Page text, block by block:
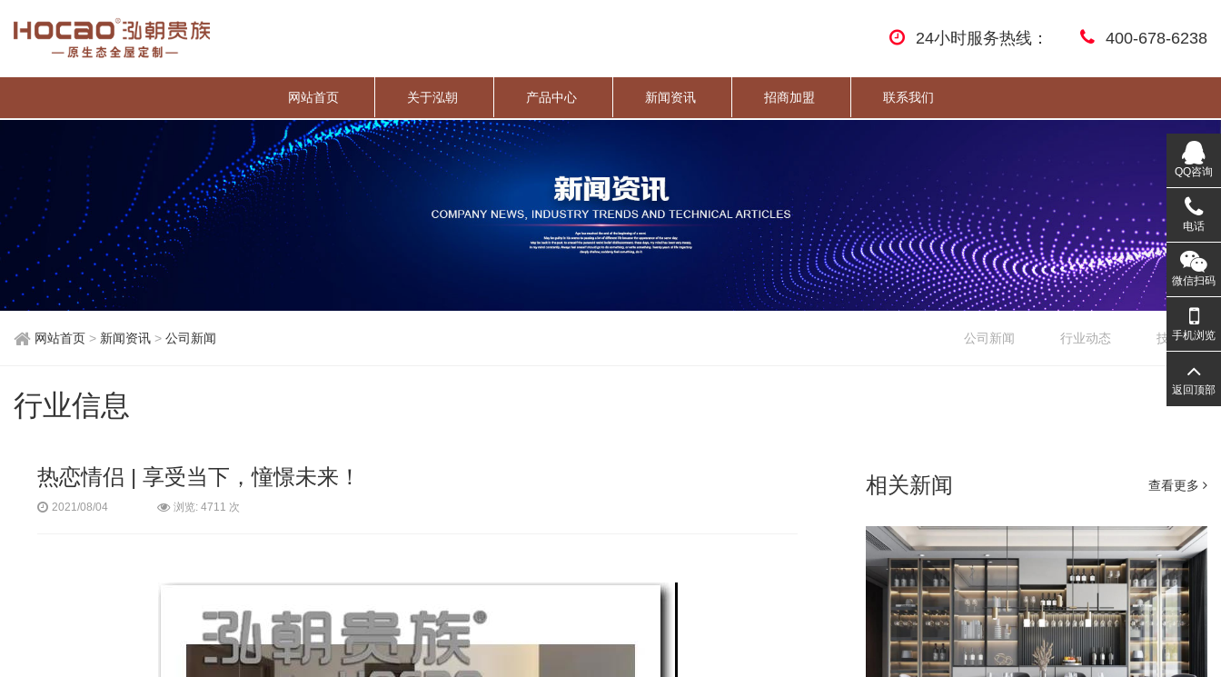
24小时服务热线： 400-678-6238
网站首页 关于泓朝 产品中心 新闻资讯 招商加盟 联系我们
网站首页 > 新闻资讯 > 公司新闻 公司新闻 行业动态 技术文章
行业信息
热恋情侣 | 享受当下，憧憬未来！
2021/08/04 浏览: 4711 次
相关新闻 查看更多
QQ咨询
电话
微信扫码
手机浏览
返回顶部